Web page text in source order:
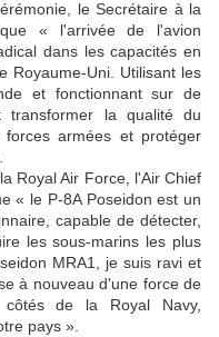
le Secrétaire à la
« l'arrivée de l'avion
dans les capacités en
Royaume-Uni. Utilisant les
et fonctionnant sur de
transformer la qualité du
forces armées et protéger
Royal Air Force, l'Air Chief
« le P-8A Poseidon est un
capable de détecter,
les sous-marins les plus
MRA1, je suis ravi et
à nouveau d'une force de
côtés de la Royal Navy,
pays ».